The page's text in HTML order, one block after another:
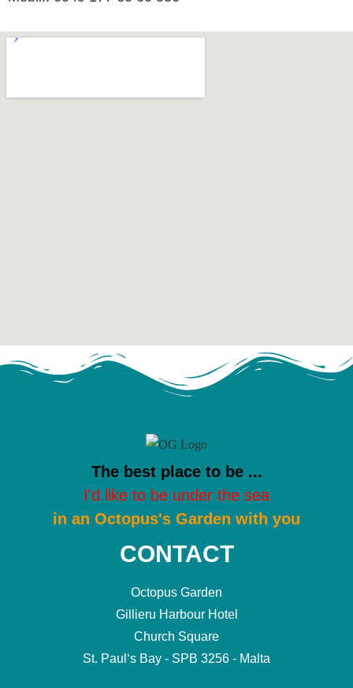
The best place to be ...
I'd like to be under the sea
in an Octopus's Garden with you
CONTACT
Octopus Garden
Gillieru Harbour Hotel
Church Square
St. Paul‘s Bay - SPB 3256 - Malta